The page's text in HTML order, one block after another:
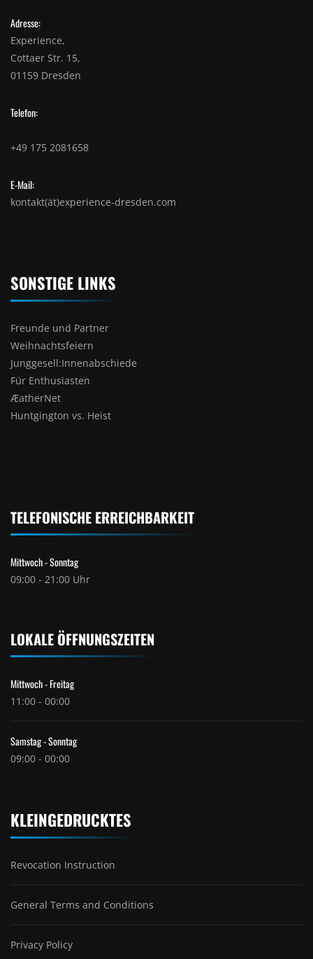
Adresse:
Experience,
Cottaer Str. 15,
01159 Dresden
Telefon:
+49 175 2081658
E-Mail:
kontakt(ät)experience-dresden.com
SONSTIGE LINKS
Freunde und Partner
Weihnachtsfeiern
Junggesell:Innenabschiede
Für Enthusiasten
ÆatherNet
Huntgington vs. Heist
TELEFONISCHE ERREICHBARKEIT
Mittwoch - Sonntag
09:00 - 21:00 Uhr
LOKALE ÖFFNUNGSZEITEN
Mittwoch - Freitag
11:00 - 00:00
Samstag - Sonntag
09:00 - 00:00
KLEINGEDRUCKTES
Revocation Instruction
General Terms and Conditions
Privacy Policy